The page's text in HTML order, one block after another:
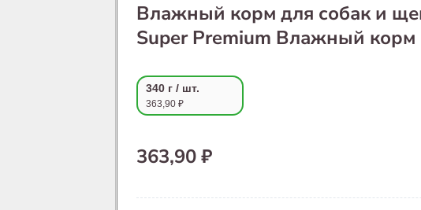
Влажный корм для собак и
Super Premium Влажный корм
340 г / шт.
363,90 ₽
363,90 ₽